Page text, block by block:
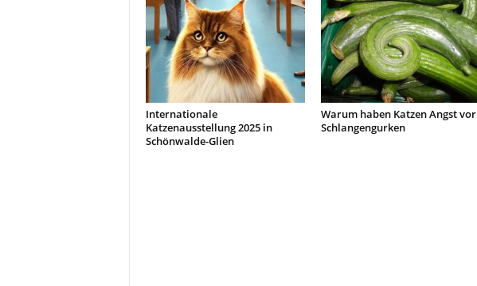
Internationale
Katzenausstellung 2025 in
Schönwalde-Glien
Warum haben Katzen Angst vor
Schlangengurken